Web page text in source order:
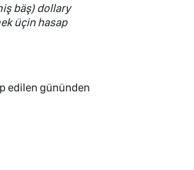
bäş) dollary
üçin hasap
edilen gününden